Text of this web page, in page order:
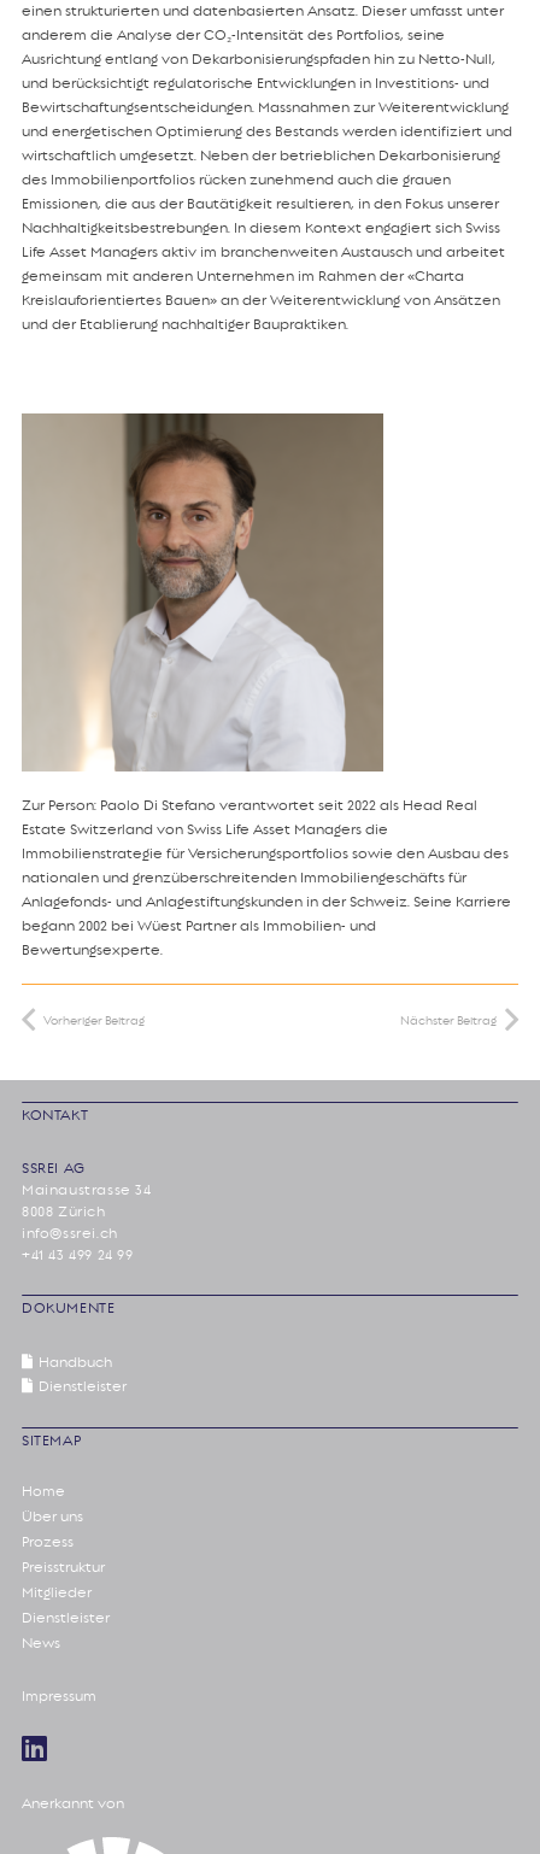
einen strukturierten und datenbasierten Ansatz. Dieser umfasst unter
anderem die Analyse der CO₂-Intensität des Portfolios, seine
Ausrichtung entlang von Dekarbonisierungspfaden hin zu Netto-Null,
und berücksichtigt regulatorische Entwicklungen in Investitions- und
Bewirtschaftungsentscheidungen. Massnahmen zur Weiterentwicklung
und energetischen Optimierung des Bestands werden identifiziert und
wirtschaftlich umgesetzt. Neben der betrieblichen Dekarbonisierung
des Immobilienportfolios rücken zunehmend auch die grauen
Emissionen, die aus der Bautätigkeit resultieren, in den Fokus unserer
Nachhaltigkeitsbestrebungen. In diesem Kontext engagiert sich Swiss
Life Asset Managers aktiv im branchenweiten Austausch und arbeitet
gemeinsam mit anderen Unternehmen im Rahmen der «Charta
Kreislauforientiertes Bauen» an der Weiterentwicklung von Ansätzen
und der Etablierung nachhaltiger Baupraktiken.
Zur Person: Paolo Di Stefano verantwortet seit 2022 als Head Real
Estate Switzerland von Swiss Life Asset Managers die
Immobilienstrategie für Versicherungsportfolios sowie den Ausbau des
nationalen und grenzüberschreitenden Immobiliengeschäfts für
Anlagefonds- und Anlagestiftungskunden in der Schweiz. Seine Karriere
begann 2002 bei Wüest Partner als Immobilien- und
Bewertungsexperte.
Vorheriger Beitrag Nächster Beitrag
KONTAKT
SSREI AG
Mainaustrasse 34
8008 Zürich
info@ssrei.ch
+41 43 499 24 99
DOKUMENTE
Handbuch
Dienstleister
SITEMAP
Home
Über uns
Prozess
Preisstruktur
Mitglieder
Dienstleister
News
Impressum
Anerkannt von